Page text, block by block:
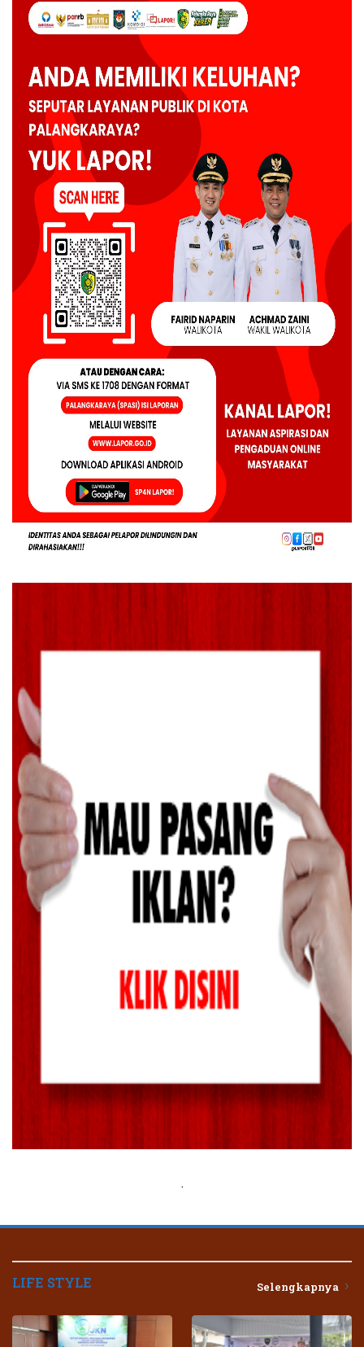
.
LIFE STYLE Selengkapnya